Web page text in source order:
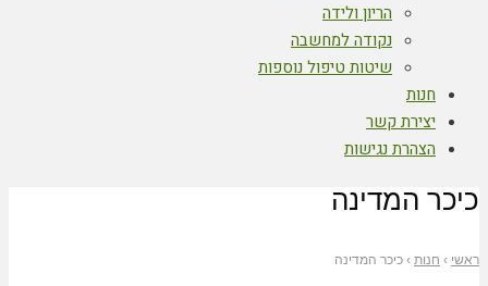
הריון ולידה
נקודה למחשבה
שיטות טיפול נוספות
חנות
יצירת קשר
הצהרת נגישות
כיכר המדינה
ראשי › חנות › כיכר המדינה